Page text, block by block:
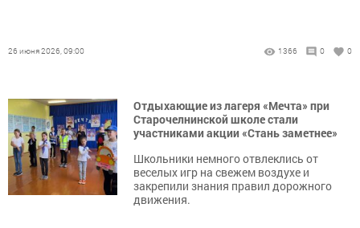
26 июня 2026, 09:00 1366 0 0
Отдыхающие из лагеря «Мечта» при
Старочелнинской школе стали
участниками акции «Стань заметнее»
Школьники немного отвлеклись от
веселых игр на свежем воздухе и
закрепили знания правил дорожного
движения.